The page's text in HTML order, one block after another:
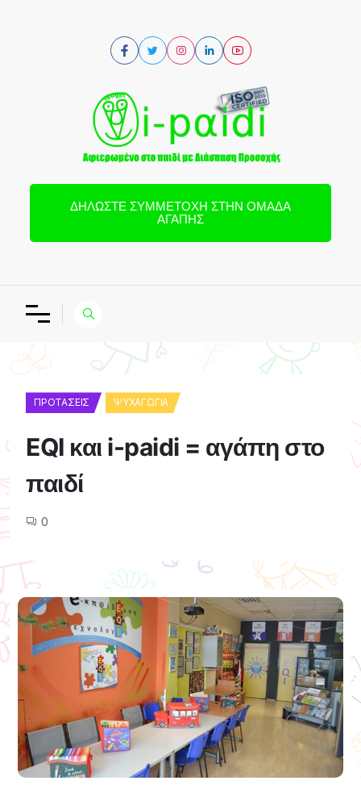
ΔΗΛΏΣΤΕ ΣΥΜΜΕΤΟΧΉ ΣΤΗΝ ΟΜΆΔΑ
ΑΓΆΠΗΣ
ΠΡΟΤΆΣΕΙΣ ΨΥΧΑΓΩΓΊΑ
EQI και i-paidi = αγάπη στο
παιδί
0